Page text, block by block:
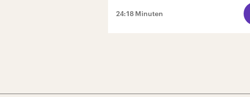
24:18 Minuten